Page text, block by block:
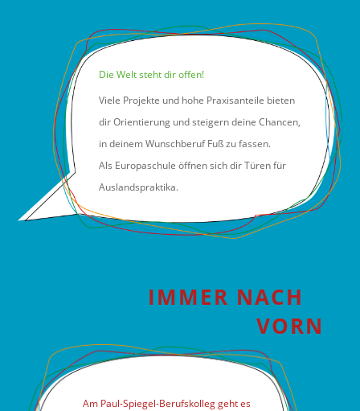
Die Welt steht dir offen!
Viele Projekte und hohe Praxisanteile bieten
dir Orientierung und steigern deine Chancen,
in deinem Wunschberuf Fuß zu fassen.
Als Europaschule öffnen sich dir Türen für
Auslandspraktika.
IMMER NACH
VORN
Am Paul-Spiegel-Berufskolleg geht es